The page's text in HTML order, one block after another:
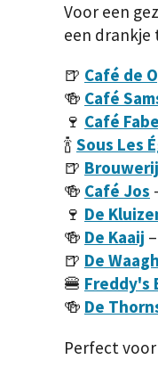
Voor een
een drankje
🍺 Café de
🍻 Café
🍷 Café
🍾 Sous Les
🍺
🍻 Café Jos
🍷 De
🍻 De Kaaij
🍺 De Waagh
🍔 Freddy's
🍻 De
Perfect